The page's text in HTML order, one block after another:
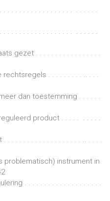
. . . . . . . . . . . . . . . . . . . . . . .
. . . . . . . . . . . . . . . . . . . . . . .
gezet . . . . . . . . . . . . . . . . .
. . . . . . . . . .. . . .
dan toestemming . . . . . .
product . . . . . . . . . .
. . . . . . . . . . . . . . . . . . . .. . . . .
problematisch) instrument in
. . . . . . . . . . . . . . . . . . . .